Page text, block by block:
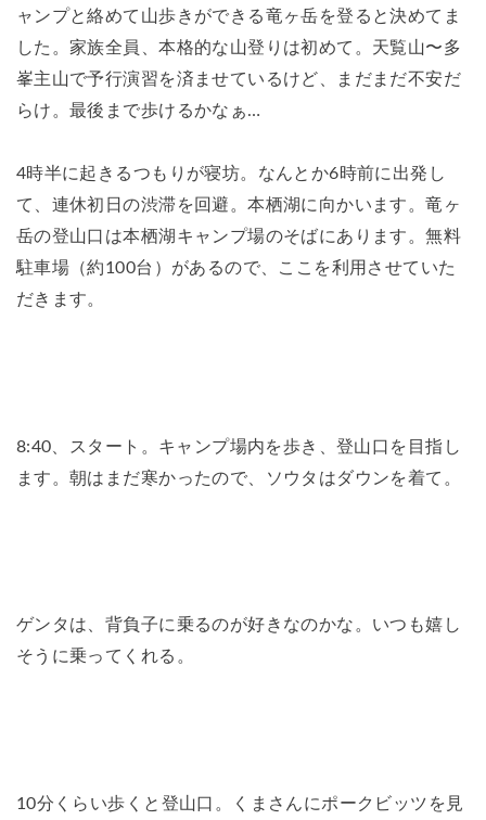
ャンプと絡めて山歩きができる竜ヶ岳を登ると決めてま
した。家族全員、本格的な山登りは初めて。天覧山〜多
峯主山で予行演習を済ませているけど、まだまだ不安だ
らけ。最後まで歩けるかなぁ…
4時半に起きるつもりが寝坊。なんとか6時前に出発し
て、連休初日の渋滞を回避。本栖湖に向かいます。竜ヶ
岳の登山口は本栖湖キャンプ場のそばにあります。無料
駐車場（約100台）があるので、ここを利用させていた
だきます。
8:40、スタート。キャンプ場内を歩き、登山口を目指し
ます。朝はまだ寒かったので、ソウタはダウンを着て。
ゲンタは、背負子に乗るのが好きなのかな。いつも嬉し
そうに乗ってくれる。
10分くらい歩くと登山口。くまさんにポークビッツを見